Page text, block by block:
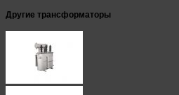
Другие трансформаторы